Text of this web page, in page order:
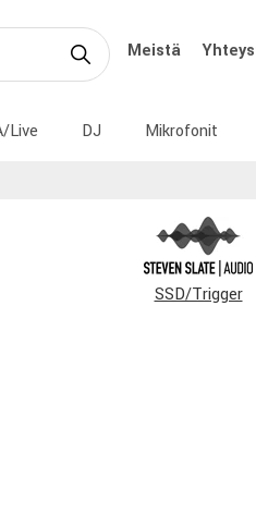
Meistä
Live DJ Mikrofonit
SSD/Trigger